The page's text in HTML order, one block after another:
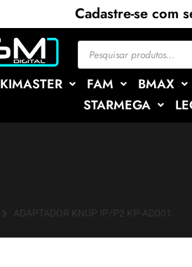
Cadastre-se com
KIMASTER FAM BMAX
STARMEGA
ADAPTADOR KNUP IP/P2 KP-AD001